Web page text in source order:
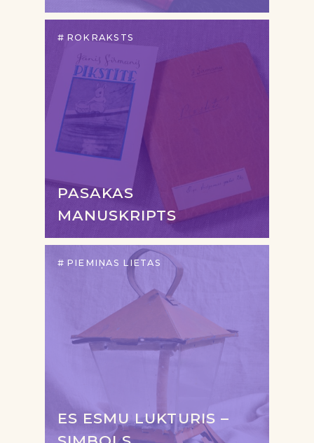
ROKRAKSTS
PASAKAS
MANUSKRIPTS
PIEMIŅAS LIETAS
ES ESMU LUKTURIS –